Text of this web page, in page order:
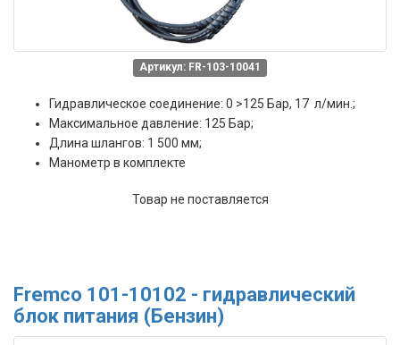
Артикул: FR-103-10041
Гидравлическое соединение: 0 >125 Бар, 17 л/мин.;
Максимальное давление: 125 Бар;
Длина шлангов: 1 500 мм;
Манометр в комплекте
Товар не поставляется
Fremco 101-10102 - гидравлический
блок питания (Бензин)